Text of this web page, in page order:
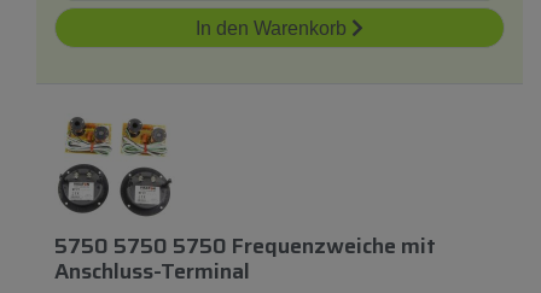
In den Warenkorb
5750 5750 5750 Frequenzweiche mit
Anschluss-Terminal